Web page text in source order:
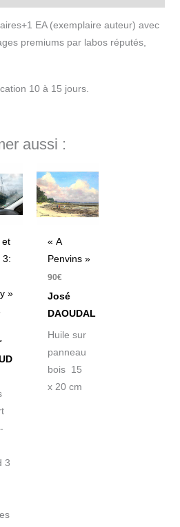
EA (exemplaire auteur) avec
premiums par labos réputés,
10 à 15 jours.
aussi :
et
3:
»
:
3
« A
Penvins »
90€
José
DAOUDAL
Huile sur
panneau
bois 15
x 20 cm